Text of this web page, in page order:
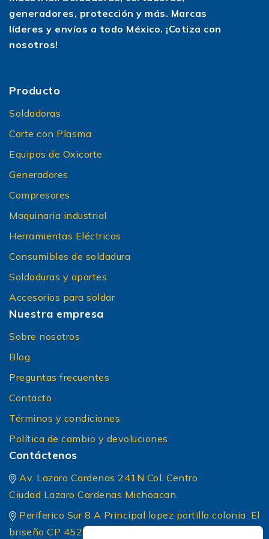
generadores, protección y más. Marcas
líderes y envíos a todo México. ¡Cotiza con
nosotros!
Producto
Soldadoras
Corte con Plasma
Equipos de Oxicorte
Generadores
Compresores
Maquinaria industrial
Herramientas Eléctricas
Consumibles de soldadura
Soldaduras y aportes
Accesorios para soldar
Nuestra empresa
Sobre nosotros
Blog
Preguntas frecuentes
Contacto
Términos y condiciones
Política de cambio y devoluciones
Contáctenos
Av. Lazaro Cardenas 241N Col. Centro
Ciudad Lazaro Cardenas Michoacan.
Periferico Sur 8 A Principal lopez portillo colonia: El
briseño CP 45236 Zapopan Jalisco